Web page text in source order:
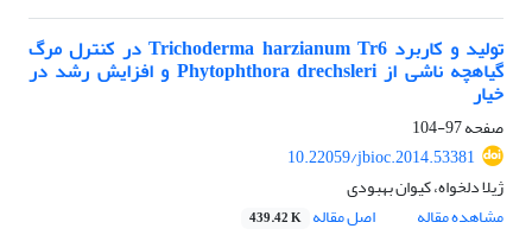
تولید و کاربرد Trichoderma harzianum Tr6 در کنترل مرگ
گیاهچه ناشی از Phytophthora drechsleri و افزایش رشد در
خیار
صفحه97-104
10.22059/jbioc.2014.53381
ژیلا دلخواه، کیوان بهبودی
مشاهده مقاله
اصل مقاله 439.42 K